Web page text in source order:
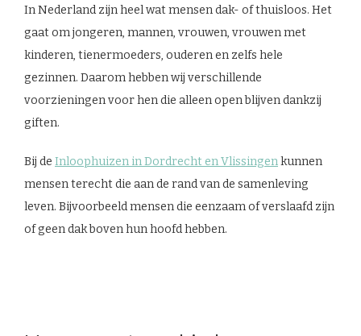
In Nederland zijn heel wat mensen dak- of thuisloos. Het
gaat om jongeren, mannen, vrouwen, vrouwen met
kinderen, tienermoeders, ouderen en zelfs hele
gezinnen. Daarom hebben wij verschillende
voorzieningen voor hen die alleen open blijven dankzij
giften.
Bij de Inloophuizen in Dordrecht en Vlissingenkunnen
mensen terecht die aan de rand van de samenleving
leven. Bijvoorbeeld mensen die eenzaam of verslaafd zijn
of geen dak boven hun hoofd hebben.